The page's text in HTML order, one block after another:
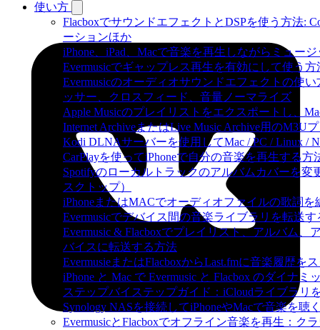
使い方
FlacboxでサウンドエフェクトとDSPを使う方法:
ーションほか
iPhone、iPad、Macで音楽を再生しながらミュー
Evermusicでギャップレス再生を有効にして使う方
Evermusicのオーディオサウンドエフェクトの使
ッサー、クロスフィード、音量ノーマライズ
Apple Musicのプレイリストをエクスポートし、
Internet ArchiveまたはLive Music Archive用のM3U
Kodi DLNAサーバーを使用してMac / PC / Linux /
CarPlayを使ってiPhoneで自分の音楽を再生する方
Spotifyのローカルトラックのアルバムカバーを
スクトップ）
iPhoneまたはMACでオーディオファイルの歌詞を
Evermusicでデバイス間の音楽ライブラリを転送
Evermusic & Flacboxでプレイリスト、アルバム
バイスに転送する方法
EvermusieまたはFlacboxからLast.fmに音楽履歴を
iPhone と Mac で Evermusic と Flacbox のダイナ
ステップバイステップガイド：iCloudライブラリ
Synology NASを接続してiPhoneやMacで音楽を聴
EvermusicとFlacboxでオフライン音楽を再生：ク